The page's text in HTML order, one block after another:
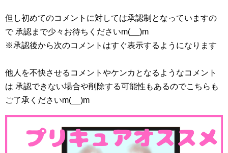
私にいい考えがある#nitiasa #precure
pic.twitter.com/ZZdArMBRmp
スポンサーリンク
但し初めてのコメントに対しては承認制となっていますの
で 承認まで少々お待ちくださいm(__)m
※承認後から次のコメントはすぐ表示するようになります
他人を不快させるコメントやケンカとなるようなコメント
は 承認できない場合や削除する可能性もあるのでこちらも
ご了承くださいm(__)m